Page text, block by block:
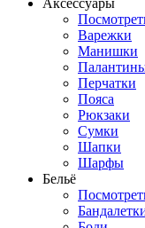
Варежки
Манишки
Перчатки
Пояса
Рюкзаки
Сумки
Шапки
Шарфы
Бельё